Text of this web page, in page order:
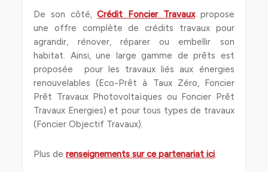
De son côté,Crédit Foncier Travauxpropose
une offre complète de crédits travaux pour
agrandir, rénover, réparer ou embellir son
habitat. Ainsi, une large gamme de prêts est
proposée pour les travaux liés aux énergies
renouvelables (Eco-Prêt à Taux Zéro, Foncier
Prêt Travaux Photovoltaïques ou Foncier Prêt
Travaux Energies) et pour tous types de travaux
(Foncier Objectif Travaux).
Plus derenseignements sur ce partenariat ici.